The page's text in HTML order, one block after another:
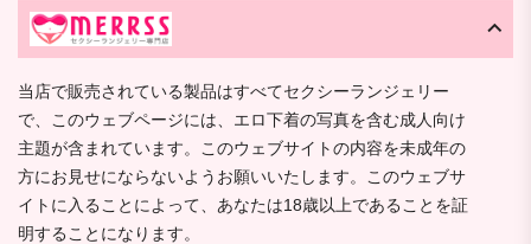
当店で販売されている製品はすべてセクシーランジェリー
で、このウェブページには、エロ下着の写真を含む成人向け
主題が含まれています。このウェブサイトの内容を未成年の
方にお見せにならないようお願いいたします。このウェブサ
イトに入ることによって、あなたは18歳以上であることを証
明することになります。